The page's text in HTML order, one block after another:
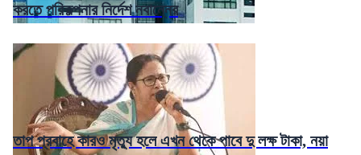
করতে পরিকল্পনার নির্দেশ নবান্নের
তাপ প্রবাহে কারও মৃত্যু হলে এখন থেকে পাবে দু লক্ষ টাকা, নয়া